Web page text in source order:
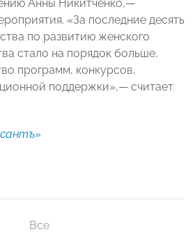
Анны Никитченко,—
«За последние десять
по развитию женского
стало на порядок больше,
программ, конкурсов,
поддержки»,— считает
Все